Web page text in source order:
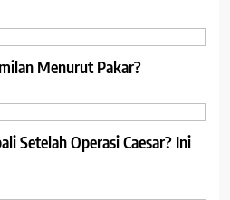
Menurut Pakar?
Setelah Operasi Caesar? Ini